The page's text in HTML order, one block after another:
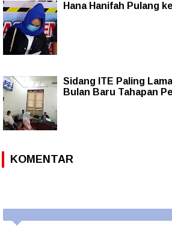
Hana Hanifah Pulang
Sidang ITE Paling
Bulan Baru Tahapan
KOMENTAR